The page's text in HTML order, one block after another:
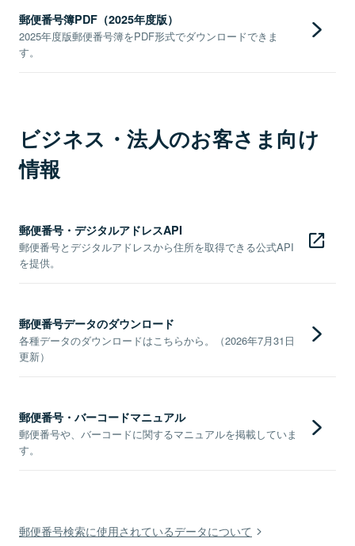
郵便番号簿PDF（2025年度版）
2025年度版郵便番号簿をPDF形式でダウンロードできま
す。
ビジネス・法人のお客さま向け
情報
郵便番号・デジタルアドレスAPI
郵便番号とデジタルアドレスから住所を取得できる公式API
を提供。
郵便番号データのダウンロード
各種データのダウンロードはこちらから。（2026年7月31日
更新）
郵便番号・バーコードマニュアル
郵便番号や、バーコードに関するマニュアルを掲載していま
す。
郵便番号検索に使用されているデータについて